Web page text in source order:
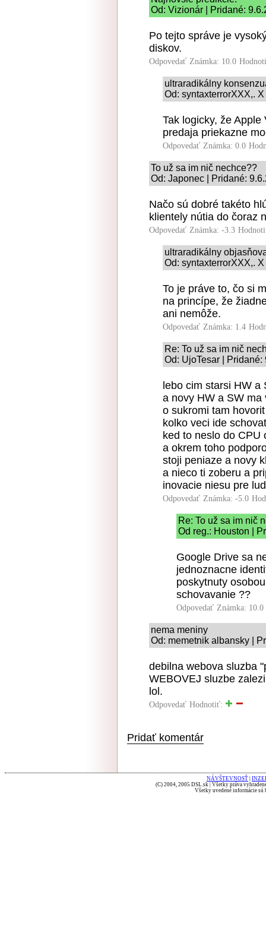
Od: Vizionár | Pridané:
Po tejto správe je
diskov.
Odpovedať Známka: 10.0
ultraradikálny
Od: syntaxterrorXXX,.
Tak logicky, že
predaja priekazne
Odpovedať Známka: 0.0
To už sa im nič nechce??
Od: Japonec | Pridané:
Načo sú dobré takéto
klientely nútia do čoraz
Odpovedať Známka: -3.3
ultraradikálny
Od: syntaxterrorXXX,.
To je práve to, čo si
na princípe, že
ani nemôže.
Odpovedať Známka: 1.4
Re: To už sa im nič
Od: UjoTesar | Pridané:
lebo cim starsi HW
a novy HW a SW ma
o sukromi tam
kolko veci ide
ked to neslo do CPU
a okrem toho
stoji peniaze a novy
a nieco ti zoberu a
inovacie niesu pre
Odpovedať Známka: -5.0
Re: To už sa im nič
Od reg.: Houston |
Google Drive sa
jednoznacne
poskytnuty
schovavanie ??
Odpovedať Známka: 10.0
nema meniny
Od: memetnik albansky |
debilna webova sluzba
WEBOVEJ sluzbe
lol.
Odpovedať Hodnotiť:
Pridať komentár
NÁVŠTEVNOSŤ
(C) 2004, 2005 DSL.sk | Všetky práva
Všetky uvedené informácie sú